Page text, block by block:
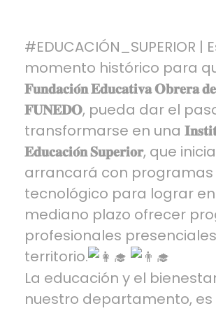
#EDUCACIÓN_SUPERIOR |
momento histórico para
𝐅𝐮𝐧𝐝𝐚𝐜𝐢𝐨́𝐧 𝐄𝐝𝐮𝐜𝐚𝐭𝐢𝐯𝐚 𝐎𝐛𝐫𝐞𝐫𝐚
𝐅𝐔𝐍𝐄𝐃𝐎, pueda dar el
transformarse en una
𝐄𝐝𝐮𝐜𝐚𝐜𝐢𝐨́𝐧 𝐒𝐮𝐩𝐞𝐫𝐢𝐨𝐫, que
arrancará con programas
tecnológico para lograr
mediano plazo ofrecer
profesionales
territorio.
La educación y el
nuestro departamento,